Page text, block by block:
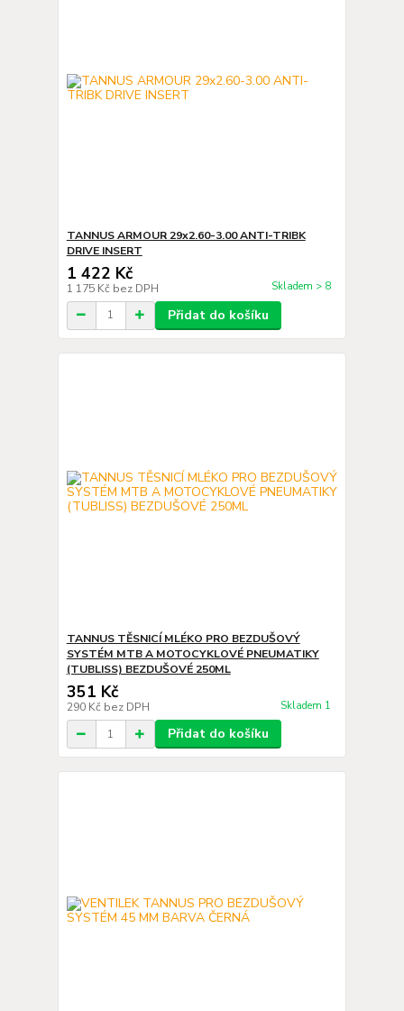
TANNUS ARMOUR 29x2.60-3.00 ANTI-TRIBK
DRIVE INSERT
1 422 Kč
1 175 Kč bez DPH Skladem > 8
Přidat do košíku
TANNUS TĚSNICÍ MLÉKO PRO BEZDUŠOVÝ
SYSTÉM MTB A MOTOCYKLOVÉ PNEUMATIKY
(TUBLISS) BEZDUŠOVÉ 250ML
351 Kč
290 Kč bez DPH Skladem 1
Přidat do košíku